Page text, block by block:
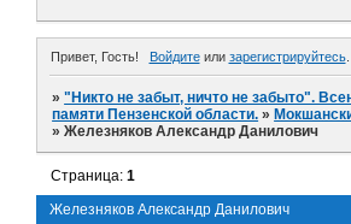
Привет, Гость! Войдитеили зарегистрируйтесь.
»"Никто не забыт, ничто не забыто".
памяти Пензенской области. »
»Железняков Александр Данилович
Железняков Александр Данилович
Страница:1